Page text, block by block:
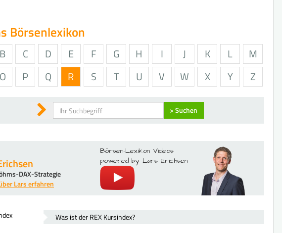
Börsenlexikon
B C D E F G H I J K L
M
O P Q R S T U V W X Y Z
Suchen > Suchen
DAX-Strategie
Lars erfahren
Börsen-Lexikon Videos
powered by Lars Erichsen
Was ist der REX Kursindex?